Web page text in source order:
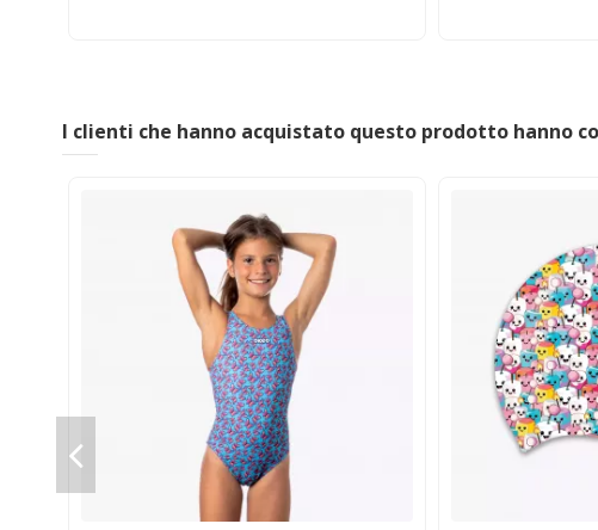
I clienti che hanno acquistato questo prodotto hanno